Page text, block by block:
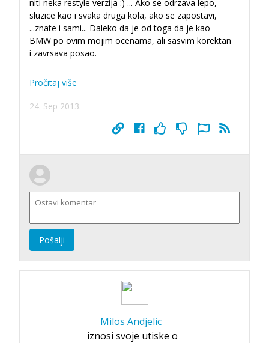
niti neka restyle verzija :) ... Ako se odrzava lepo,
sluzice kao i svaka druga kola, ako se zapostavi,
...znate i sami... Daleko da je od toga da je kao
BMW po ovim mojim ocenama, ali sasvim korektan
i zavrsava posao.
Pročitaj više
24. Sep 2013.
Pošalji
Milos Andjelic
iznosi svoje utiske o